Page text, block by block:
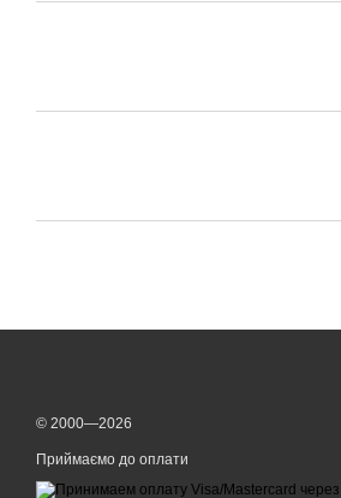
© 2000—2026
Приймаємо до оплати